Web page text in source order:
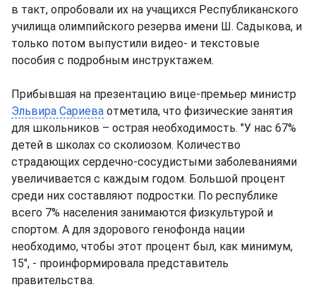
в такт, опробовали их на учащихся Республиканского
училища олимпийского резерва имени Ш. Садыкова, и
только потом выпустили видео- и текстовые
пособия с подробным инструктажем.
Прибывшая на презентацию вице-премьер министр
Эльвира Сариева отметила, что физические занятия
для школьников – острая необходимость. "У нас 67%
детей в школах со сколиозом. Количество
страдающих сердечно-сосудистыми заболеваниями
увеличивается с каждым годом. Большой процент
среди них составляют подростки. По республике
всего 7% населения занимаются физкультурой и
спортом. А для здорового генофонда нации
необходимо, чтобы этот процент был, как минимум,
15", - проинформировала представитель
правительства.